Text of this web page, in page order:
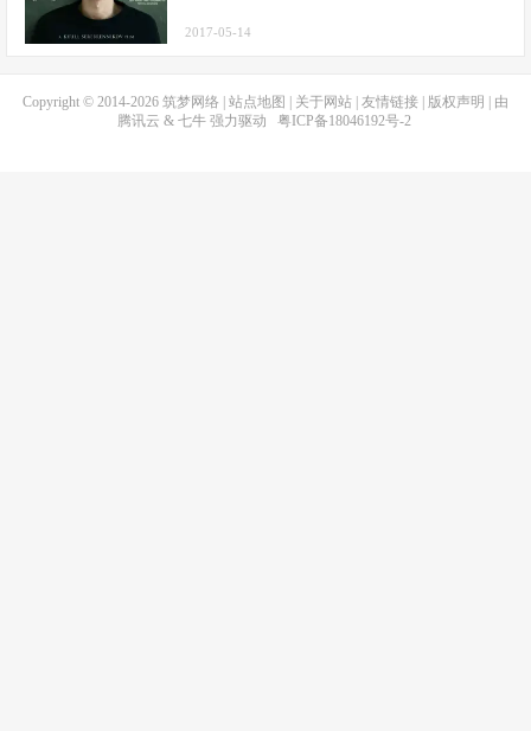
2017-05-14
Copyright © 2014-2026 筑梦网络 站点地图 关于网站 友情链接 版权声明
| 由
腾讯云 & 七牛强力驱动 粤ICP备18046192号-2